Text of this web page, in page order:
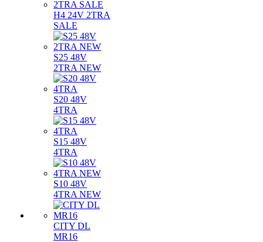
H4 24V 2TRA
SALE
S25 48V
2TRA NEW
S20 48V
4TRA
S15 48V
4TRA
S10 48V
4TRA NEW
CITY DL
MR16